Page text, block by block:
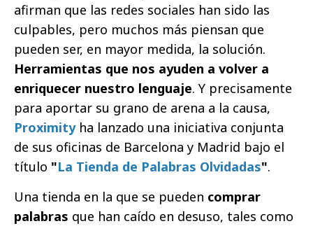
afirman que las redes sociales han sido las
culpables, pero muchos más piensan que
pueden ser, en mayor medida, la solución.
Herramientas que nos ayuden a volver a
enriquecer nuestro lenguaje. Y precisamente
para aportar su grano de arena a la causa,
Proximityha lanzado una iniciativa conjunta
de sus oficinas de Barcelona y Madrid bajo el
título "La Tienda de Palabras Olvidadas".
Una tienda en la que se pueden comprar
palabras que han caído en desuso, tales como